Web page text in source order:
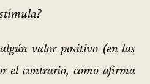
valor positivo (en las
el contrario, como afirma